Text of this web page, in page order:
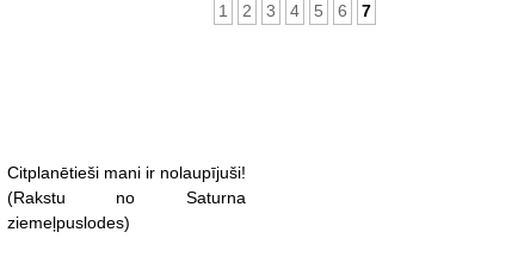
1 2 3 4 5 6 7
Citplanētieši mani ir nolaupījuši!
(Rakstu no Saturna
ziemeļpuslodes)